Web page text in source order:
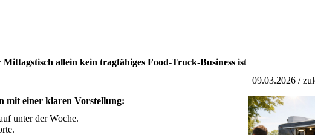
allein kein tragfähiges Food-Truck-Business ist
09.03.2026 /
mit einer klaren Vorstellung:
unter der Woche.